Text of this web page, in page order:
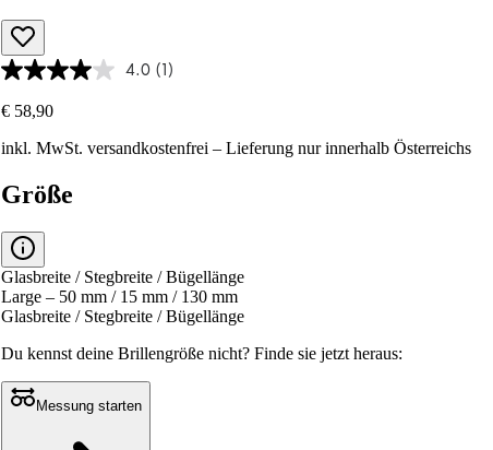
4.0 (1)
€ 58,90
inkl. MwSt.versandkostenfrei – Lieferung nur innerhalb Österreichs
Größe
Glasbreite / Stegbreite / Bügellänge
Large – 50 mm / 15 mm / 130 mm
Glasbreite / Stegbreite / Bügellänge
Du kennst deine Brillengröße nicht?Finde sie jetzt heraus:
Messung starten